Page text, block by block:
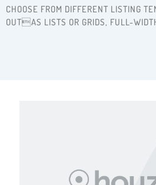
CHOOSE FROM DIFFERENT LISTING
OUTAS LISTS OR GRIDS, FULL-